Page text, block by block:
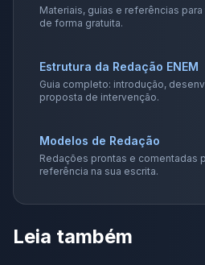
Materiais, guias e referências
de forma gratuita.
Estrutura da Redação ENEM
Guia completo: introdução,
proposta de intervenção.
Modelos de Redação
Redações prontas e comentadas
referência na sua escrita.
Leia também